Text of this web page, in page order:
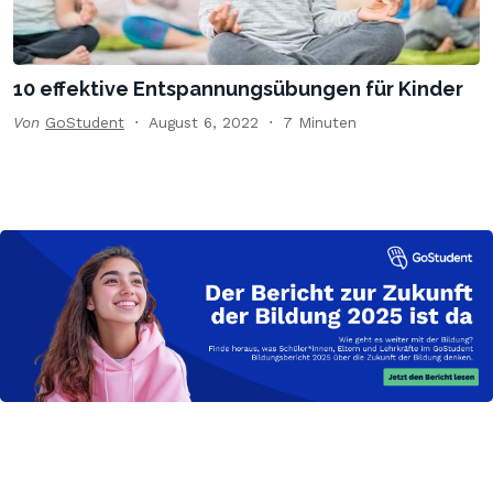
10 effektive Entspannungsübungen für Kinder
Von GoStudent August 6, 2022 7 Minuten